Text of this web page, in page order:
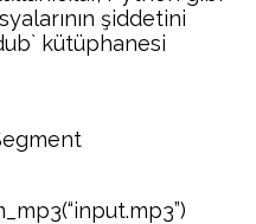
şiddetini
kütüphanesi